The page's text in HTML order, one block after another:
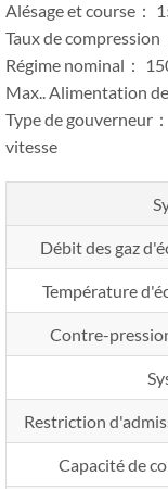
Alésage et course：
Taux de compression
Régime nominal：
Max.. Alimentation
Type de gouverneur
vitesse
Débit des gaz
Température
Contre-
Restriction
Capacité de